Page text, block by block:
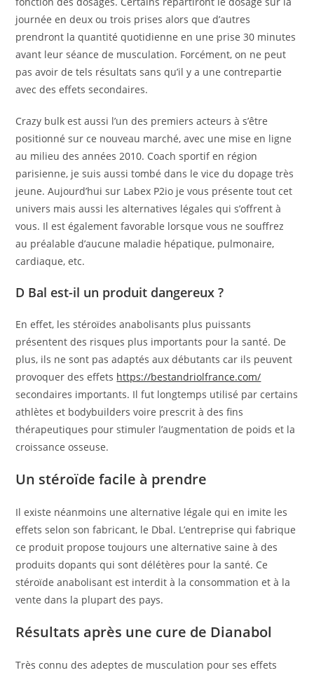
journée en deux ou trois prises alors que d’autres
prendront la quantité quotidienne en une prise 30 minutes
avant leur séance de musculation. Forcément, on ne peut
pas avoir de tels résultats sans qu’il y a une contrepartie
avec des effets secondaires.
Crazy bulk est aussi l’un des premiers acteurs à s’être
positionné sur ce nouveau marché, avec une mise en ligne
au milieu des années 2010. Coach sportif en région
parisienne, je suis aussi tombé dans le vice du dopage très
jeune. Aujourd’hui sur Labex P2io je vous présente tout cet
univers mais aussi les alternatives légales qui s’offrent à
vous. Il est également favorable lorsque vous ne souffrez
au préalable d’aucune maladie hépatique, pulmonaire,
cardiaque, etc.
D Bal est-il un produit dangereux ?
En effet, les stéroïdes anabolisants plus puissants
présentent des risques plus importants pour la santé. De
plus, ils ne sont pas adaptés aux débutants car ils peuvent
provoquer des effets https://bestandriolfrance.com/
secondaires importants. Il fut longtemps utilisé par certains
athlètes et bodybuilders voire prescrit à des fins
thérapeutiques pour stimuler l’augmentation de poids et la
croissance osseuse.
Un stéroïde facile à prendre
Il existe néanmoins une alternative légale qui en imite les
effets selon son fabricant, le Dbal. L’entreprise qui fabrique
ce produit propose toujours une alternative saine à des
produits dopants qui sont délétères pour la santé. Ce
stéroïde anabolisant est interdit à la consommation et à la
vente dans la plupart des pays.
Résultats après une cure de Dianabol
Très connu des adeptes de musculation pour ses effets